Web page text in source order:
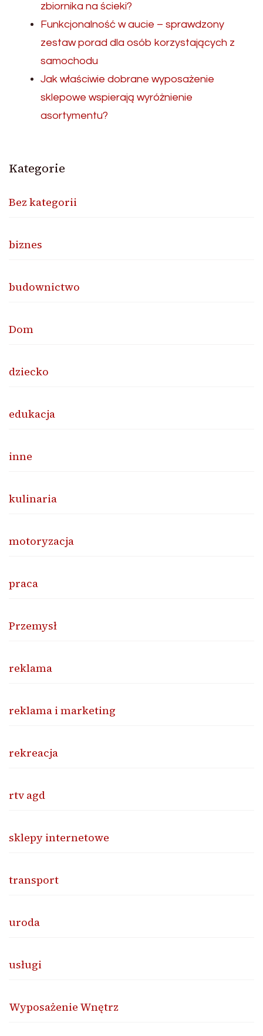
zbiornika na ścieki?
Funkcjonalność w aucie – sprawdzony
zestaw porad dla osób korzystających z
samochodu
Jak właściwie dobrane wyposażenie
sklepowe wspierają wyróżnienie
asortymentu?
Kategorie
Bez kategorii
biznes
budownictwo
Dom
dziecko
edukacja
inne
kulinaria
motoryzacja
praca
Przemysł
reklama
reklama i marketing
rekreacja
rtv agd
sklepy internetowe
transport
uroda
usługi
Wyposażenie Wnętrz